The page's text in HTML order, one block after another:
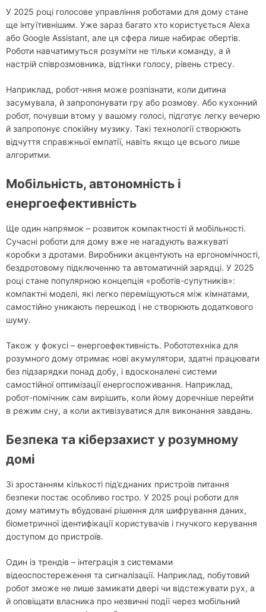
У 2025 році голосове управління роботами для дому стане
ще інтуїтивнішим. Уже зараз багато хто користується Alexa
або Google Assistant, але ця сфера лише набирає обертів.
Роботи навчатимуться розуміти не тільки команду, а й
настрій співрозмовника, відтінки голосу, рівень стресу.
Наприклад, робот-няня може розпізнати, коли дитина
засумувала, й запропонувати гру або розмову. Або кухонний
робот, почувши втому у вашому голосі, підготує легку вечерю
й запропонує спокійну музику. Такі технології створюють
відчуття справжньої емпатії, навіть якщо це всього лише
алгоритми.
Мобільність, автономність і
енергоефективність
Ще один напрямок – розвиток компактності й мобільності.
Сучасні роботи для дому вже не нагадують важкуваті
коробки з дротами. Виробники акцентують на ергономічності,
бездротовому підключенню та автоматичній зарядці. У 2025
році стане популярною концепція «роботів-супутників»:
компактні моделі, які легко переміщуються між кімнатами,
самостійно уникають перешкод і не створюють додаткового
шуму.
Також у фокусі – енергоефективність. Робототехніка для
розумного дому отримає нові акумулятори, здатні працювати
без підзарядки понад добу, і вдосконалені системи
самостійної оптимізації енергоспоживання. Наприклад,
робот-помічник сам вирішить, коли йому доречніше перейти
в режим сну, а коли активізуватися для виконання завдань.
Безпека та кіберзахист у розумному
домі
Зі зростанням кількості під’єднаних пристроїв питання
безпеки постає особливо гостро. У 2025 році роботи для
дому матимуть вбудовані рішення для шифрування даних,
біометричної ідентифікації користувачів і гнучкого керування
доступом до пристроїв.
Один із трендів – інтеграція з системами
відеоспостереження та сигналізації. Наприклад, побутовий
робот зможе не лише замикати двері чи відстежувати рух, а
й оповіщати власника про незвичні події через мобільний